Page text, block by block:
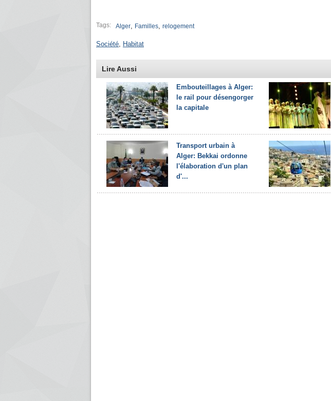
Tags: Alger, Familles, relogement
Société, Habitat
Lire Aussi
Embouteillages à Alger:
le rail pour désengorger
la capitale
Transport urbain à
Alger: Bekkai ordonne
l'élaboration d'un plan
d'...